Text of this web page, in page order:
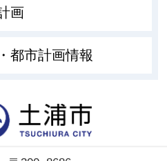
画
都市計画情報